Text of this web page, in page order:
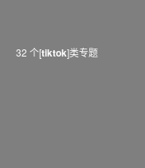
32 个[tiktok]类专题